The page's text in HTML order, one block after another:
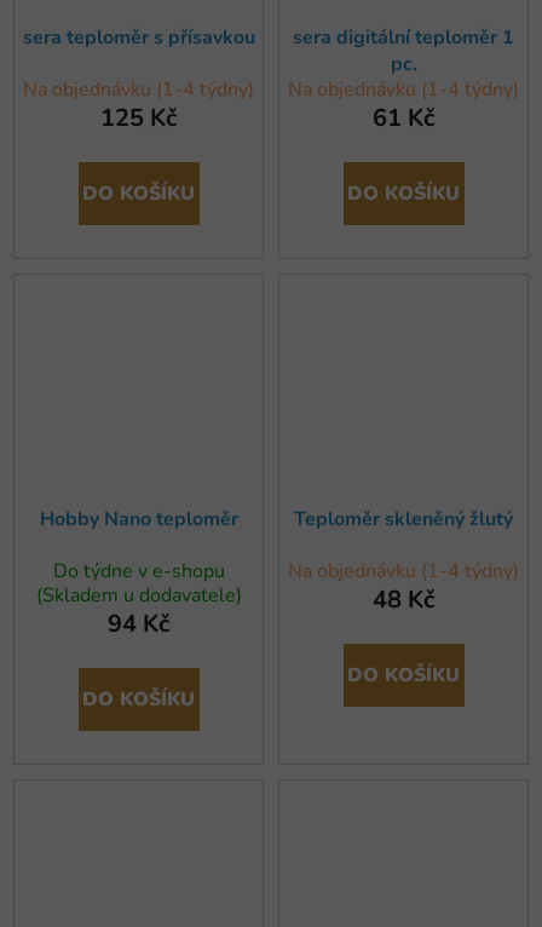
sera teploměr s přísavkou
Na objednávku (1-4 týdny)
125 Kč
DO KOŠÍKU
sera digitální teploměr 1
pc.
Na objednávku (1-4 týdny)
61 Kč
DO KOŠÍKU
Hobby Nano teploměr
Do týdne v e-shopu
(Skladem u dodavatele)
94 Kč
DO KOŠÍKU
Teploměr skleněný žlutý
Na objednávku (1-4 týdny)
48 Kč
DO KOŠÍKU